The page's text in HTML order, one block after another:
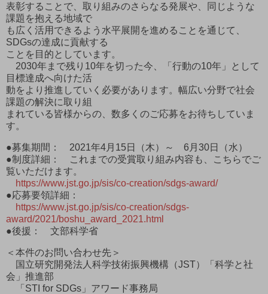
表彰することで、取り組みのさらなる発展や、同じような
課題を抱える地域で
も広く活用できるよう水平展開を進めることを通じて、
SDGsの達成に貢献する
ことを目的としています。
2030年まで残り10年を切った今、「行動の10年」として
目標達成へ向けた活
動をより推進していく必要があります。幅広い分野で社会
課題の解決に取り組
まれている皆様からの、数多くのご応募をお待ちしていま
す。
●募集期間： 2021年4月15日（木）～ 6月30日（水）
●制度詳細： これまでの受賞取り組み内容も、こちらでご
覧いただけます。
https://www.jst.go.jp/sis/co-creation/sdgs-award/
●応募要領詳細：
https://www.jst.go.jp/sis/co-creation/sdgs-
award/2021/boshu_award_2021.html
●後援： 文部科学省
＜本件のお問い合わせ先＞
国立研究開発法人科学技術振興機構（JST）「科学と社
会」推進部
「STI for SDGs」アワード事務局